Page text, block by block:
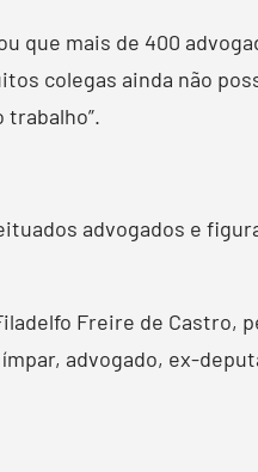
que mais de 400
colegas ainda não
advogados e
Freire de Castro,
advogado, ex-